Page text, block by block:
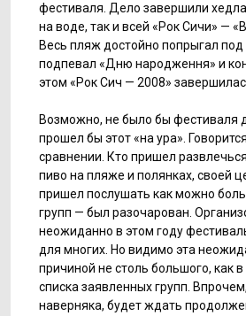
фестиваля. Дело завершили
на воде, так и всей «Рок Сичи» —
Весь пляж достойно попрыгал под
подпевал «Дню народження» и
этом «Рок Сич — 2008»
Возможно, не было бы фестиваля
прошел бы этот «на ура».
сравнении. Кто пришел
пиво на пляже и полянках, своей
пришел послушать как можно
групп — был разочарован.
неожиданно в этом году
для многих. Но видимо эта
причиной не столь большого, как
списка заявленных групп.
наверняка, будет ждать